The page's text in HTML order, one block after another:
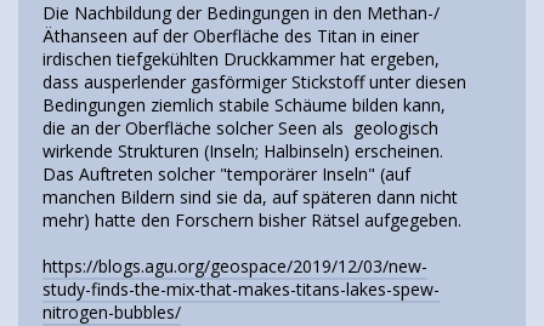
Die Nachbildung der Bedingungen in den Methan-/
Äthanseen auf der Oberfläche des Titan in einer
irdischen tiefgekühlten Druckkammer hat ergeben,
dass ausperlender gasförmiger Stickstoff unter diesen
Bedingungen ziemlich stabile Schäume bilden kann,
die an der Oberfläche solcher Seen als geologisch
wirkende Strukturen (Inseln; Halbinseln) erscheinen.
Das Auftreten solcher "temporärer Inseln" (auf
manchen Bildern sind sie da, auf späteren dann nicht
mehr) hatte den Forschern bisher Rätsel aufgegeben.
https://blogs.agu.org/geospace/2019/12/03/new-
study-finds-the-mix-that-makes-titans-lakes-spew-
nitrogen-bubbles/